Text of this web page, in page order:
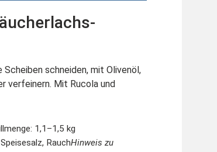
schneiden, mit Olivenöl,
verfeinern. Mit Rucola und
1,1–1,5 kg
RauchHinweis zu